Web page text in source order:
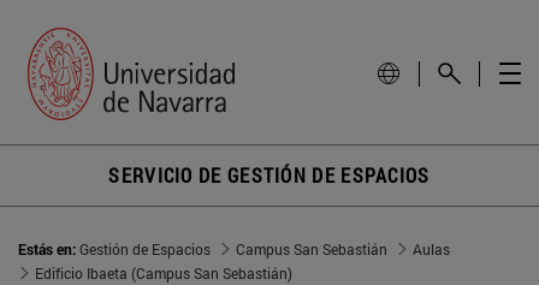
SERVICIO DE GESTIÓN DE ESPACIOS
Estás en:Gestión de Espacios Campus San Sebastián
Aulas
Edificio Ibaeta (Campus San Sebastián)